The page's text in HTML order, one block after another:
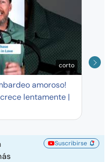
corto
amoroso!
lentamente |
Suscribirse